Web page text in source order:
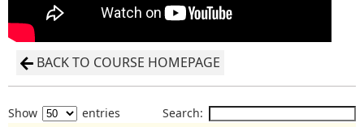
BACK TO COURSE HOMEPAGE
Show entries Search: